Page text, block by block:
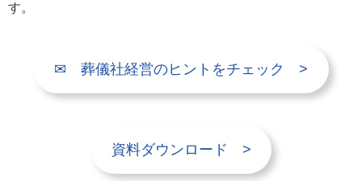
す。
✉ 葬儀社経営のヒントをチェック >
資料ダウンロード >